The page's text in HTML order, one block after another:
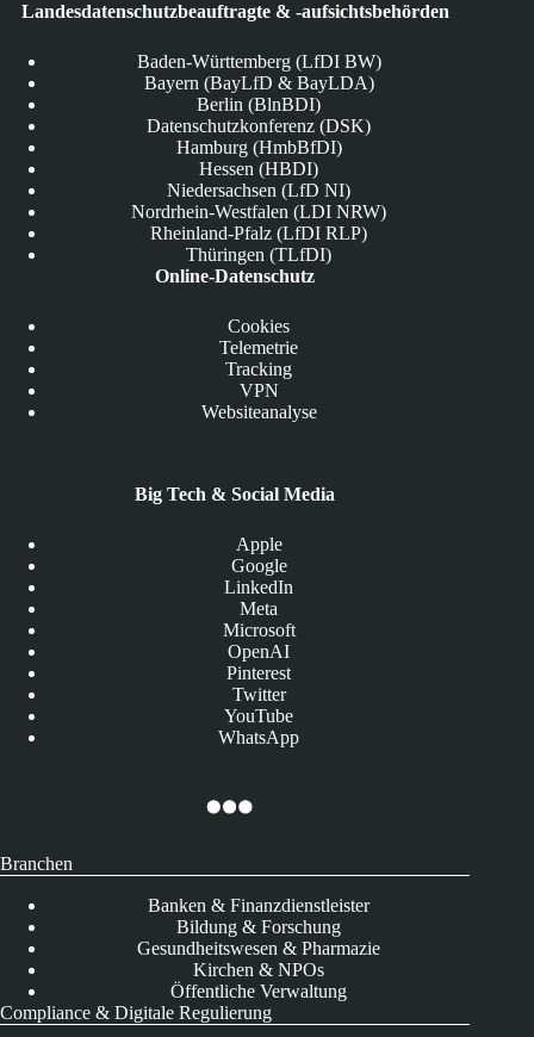
Landesdatenschutzbeauftragte & -aufsichtsbehörden
Baden-Württemberg (LfDI BW)
Bayern (BayLfD & BayLDA)
Berlin (BlnBDI)
Datenschutzkonferenz (DSK)
Hamburg (HmbBfDI)
Hessen (HBDI)
Niedersachsen (LfD NI)
Nordrhein-Westfalen (LDI NRW)
Rheinland-Pfalz (LfDI RLP)
Thüringen (TLfDI)
Online-Datenschutz
Cookies
Telemetrie
Tracking
VPN
Websiteanalyse
Big Tech & Social Media
Apple
Google
LinkedIn
Meta
Microsoft
OpenAI
Pinterest
Twitter
YouTube
WhatsApp
Branchen
Banken & Finanzdienstleister
Bildung & Forschung
Gesundheitswesen & Pharmazie
Kirchen & NPOs
Öffentliche Verwaltung
Compliance & Digitale Regulierung